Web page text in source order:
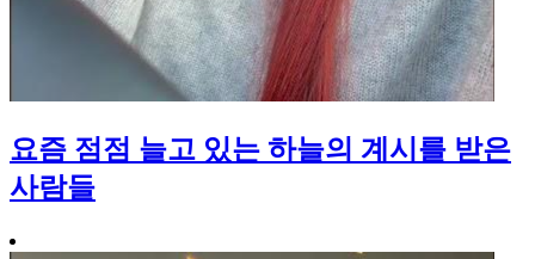
요즘 점점 늘고 있는 하늘의 계시를 받은
사람들